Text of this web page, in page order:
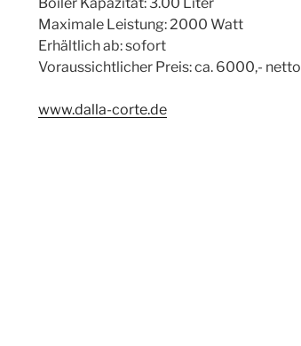
Maximale Leistung: 2000 Watt
Erhältlich ab: sofort
Voraussichtlicher Preis: ca. 6000,- netto
www.dalla-corte.de